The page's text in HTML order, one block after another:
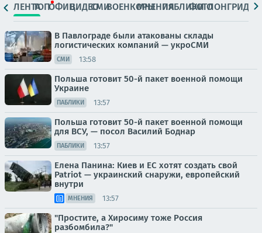
ЛЕНТАТОПОФИЦ.ВИДЕОСМИВОЕНКОРЫМНЕНИЯПАБЛИКИ
ФОТОЛОНГРИДЫ
В Павлограде были атакованы склады
логистических компаний — укроСМИ
СМИ 13:58
Польша готовит 50-й пакет военной помощи
Украине
ПАБЛИКИ 13:57
Польша готовит 50-й пакет военной помощи
для ВСУ, — посол Василий Боднар
ПАБЛИКИ 13:57
Елена Панина: Киев и ЕС хотят создать свой
Patriot — украинский снаружи, европейский
внутри
МНЕНИЯ 13:57
"Простите, а Хиросиму тоже Россия
разбомбила?"